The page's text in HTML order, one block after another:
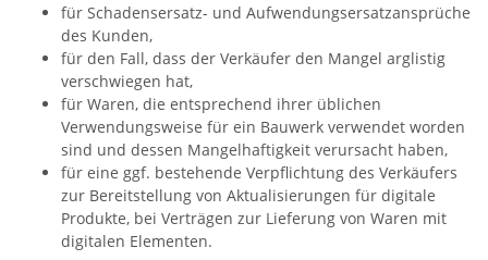
für Schadensersatz- und Aufwendungsersatzansprüche
des Kunden,
für den Fall, dass der Verkäufer den Mangel arglistig
verschwiegen hat,
für Waren, die entsprechend ihrer üblichen
Verwendungsweise für ein Bauwerk verwendet worden
sind und dessen Mangelhaftigkeit verursacht haben,
für eine ggf. bestehende Verpflichtung des Verkäufers
zur Bereitstellung von Aktualisierungen für digitale
Produkte, bei Verträgen zur Lieferung von Waren mit
digitalen Elementen.